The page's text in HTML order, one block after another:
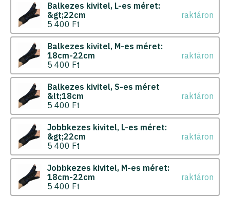
Balkezes kivitel L-es méret:
&gt;22cm
5 400 Ft
raktáron
Balkezes kivitel M-es méret:
18cm-22cm
5 400 Ft
raktáron
Balkezes kivitel S-es méret
&lt;18cm
5 400 Ft
raktáron
Jobbkezes kivitel L-es méret:
&gt;22cm
5 400 Ft
raktáron
Jobbkezes kivitel M-es méret:
18cm-22cm
5 400 Ft
raktáron